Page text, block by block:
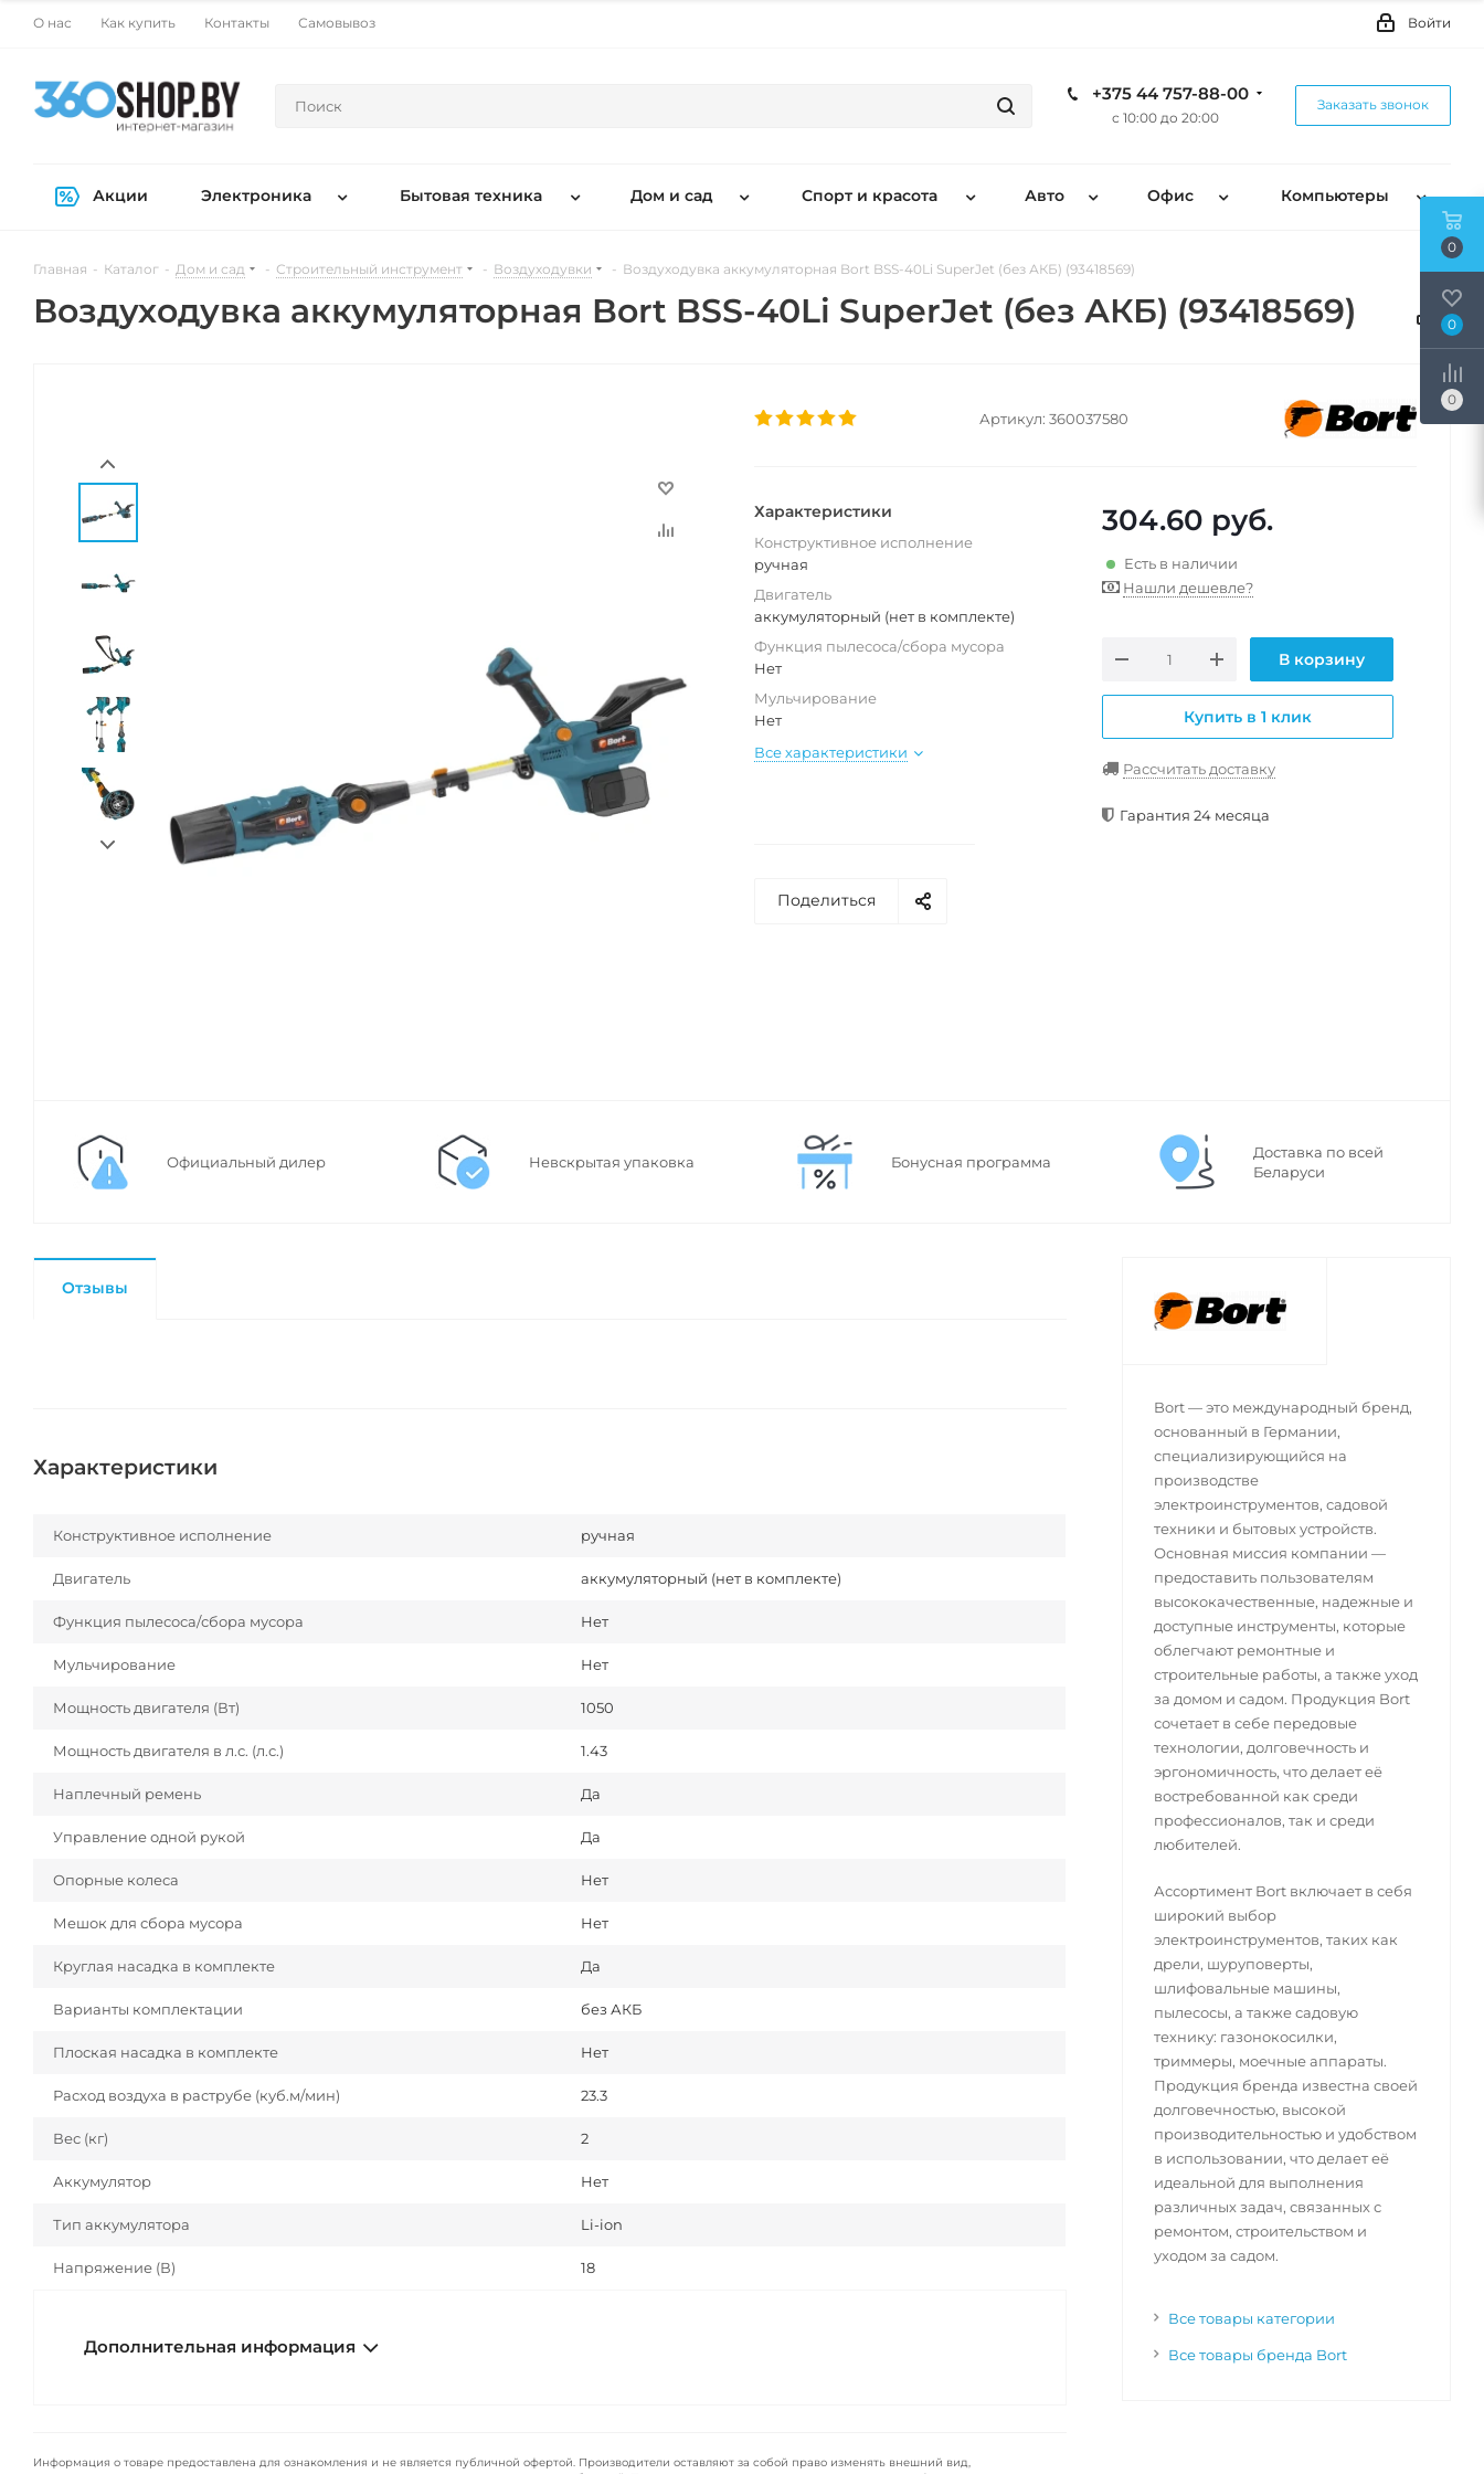
О нас Как купить Контакты Самовывоз Войти
+375 44 757-88-00
с 10:00 до 20:00
Заказать звонок
Акции Электроника Бытовая техника Дом и сад Спорт и красота Авто Офис Компьютеры
Главная - Каталог - Дом и сад - Строительный инструмент - Воздуходувки - Воздуходувка аккумуляторная Bort BSS-40Li SuperJet (без АКБ) (93418569)
Воздуходувка аккумуляторная Bort BSS-40Li SuperJet (без АКБ) (93418569)
Артикул: 360037580
Характеристики
Конструктивное исполнение
ручная
Двигатель
аккумуляторный (нет в комплекте)
Функция пылесоса/сбора мусора
Нет
Мульчирование
Нет
Все характеристики
304.60 руб.
Есть в наличии
Нашли дешевле?
В корзину
Купить в 1 клик
Рассчитать доставку
Гарантия 24 месяца
Поделиться
Официальный дилер Невскрытая упаковка Бонусная программа
Доставка по всей
Беларуси
Отзывы
Характеристики
Конструктивное исполнение ручная
Двигатель аккумуляторный (нет в комплекте)
Функция пылесоса/сбора мусора Нет
Мульчирование Нет
Мощность двигателя (Вт) 1050
Мощность двигателя в л.с. (л.с.) 1.43
Наплечный ремень Да
Управление одной рукой Да
Опорные колеса Нет
Мешок для сбора мусора Нет
Круглая насадка в комплекте Да
Варианты комплектации без АКБ
Плоская насадка в комплекте Нет
Расход воздуха в раструбе (куб.м/мин) 23.3
Вес (кг) 2
Аккумулятор Нет
Тип аккумулятора Li-ion
Напряжение (В) 18
Дополнительная информация
Информация о товаре предоставлена для ознакомления и не является публичной офертой. Производители оставляют за собой право изменять внешний вид,
Bort — это международный бренд,
основанный в Германии,
специализирующийся на
производстве
электроинструментов, садовой
техники и бытовых устройств.
Основная миссия компании —
предоставить пользователям
высококачественные, надежные и
доступные инструменты, которые
облегчают ремонтные и
строительные работы, а также уход
за домом и садом. Продукция Bort
сочетает в себе передовые
технологии, долговечность и
эргономичность, что делает её
востребованной как среди
профессионалов, так и среди
любителей.
Ассортимент Bort включает в себя
широкий выбор
электроинструментов, таких как
дрели, шуруповерты,
шлифовальные машины,
пылесосы, а также садовую
технику: газонокосилки,
триммеры, моечные аппараты.
Продукция бренда известна своей
долговечностью, высокой
производительностью и удобством
в использовании, что делает её
идеальной для выполнения
различных задач, связанных с
ремонтом, строительством и
уходом за садом.
Все товары категории
Все товары бренда Bort
0
0
0